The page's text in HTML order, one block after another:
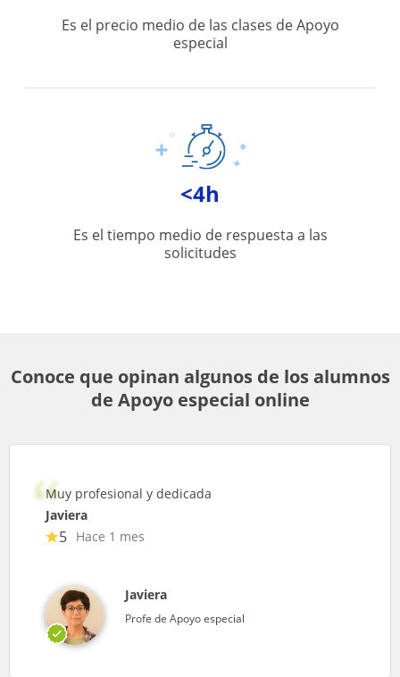
Es el precio medio de las clases de Apoyo
especial
<4h
Es el tiempo medio de respuesta a las
solicitudes
Conoce que opinan algunos de los alumnos
de Apoyo especial online
Muy profesional y dedicada
Javiera
5 Hace 1 mes
Javiera
Profe de Apoyo especial